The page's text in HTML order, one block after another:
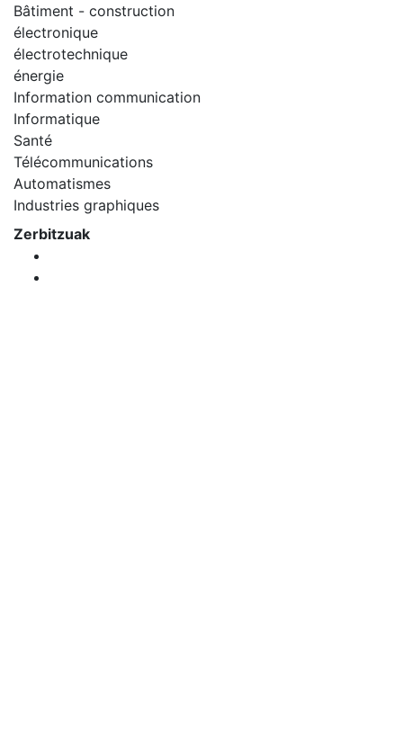
Bâtiment - construction
électronique
électrotechnique
énergie
Information communication
Informatique
Santé
Télécommunications
Automatismes
Industries graphiques
Zerbitzuak